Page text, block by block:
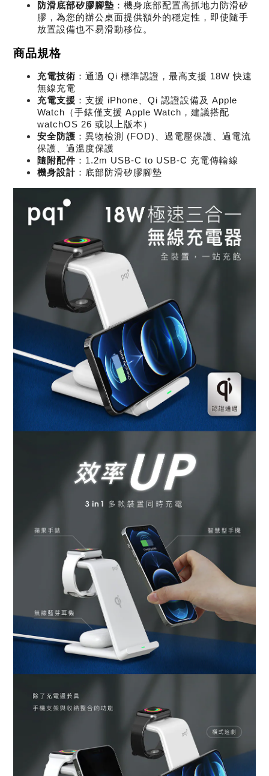
防滑底部矽膠腳墊 ：機身底部配置高抓地力防滑矽
膠，為您的辦公桌面提供額外的穩定性，即使隨手
放置設備也不易滑動移位。
商品規格
充電技術 ：通過 Qi 標準認證，最高支援 18W 快速
無線充電
充電支援 ：支援 iPhone、Qi 認證設備及 Apple
Watch（手錶僅支援 Apple Watch，建議搭配
watchOS 26 或以上版本）
安全防護 ：異物檢測 (FOD)、過電壓保護、過電流
保護、過溫度保護
隨附配件 ：1.2m USB-C to USB-C 充電傳輸線
機身設計 ：底部防滑矽膠腳墊